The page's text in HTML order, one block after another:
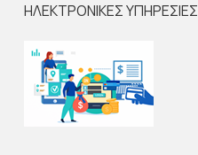
ΗΛΕΚΤΡΟΝΙΚΕΣ ΥΠΗΡΕΣΙΕΣ